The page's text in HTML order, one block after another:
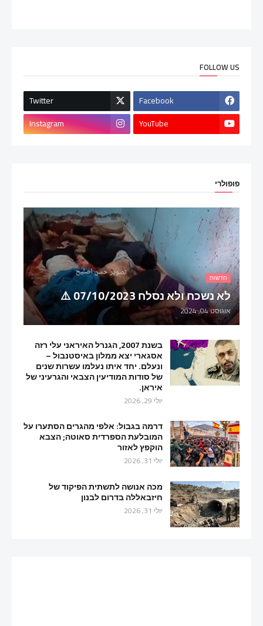
FOLLOW US
Facebook
Twitter
YouTube
Instagram
פופולרי
חדשות
לא נשכח ולא נסלח 07/10/2023 ⚠️
אוגוסט 04, 2024
בשנת 2007, הגנרל האיראני עלי רזה
אסגארי יצא ממלון באיסטנבול –
ונעלם. יחד איתו נעלמו עשרות שנים
של סודות המודיעין הצבאי והגרעיני של
איראן.
יולי 29, 2026
דרמה בגבול: אלפי מהגרים הסתערו על
המובלעת הספרדית סאוטה; הצבא
הוקפץ לאזור
יולי 31, 2026
מכה אנושה לתשתית הפיקוד של
חיזבאללה בדרום לבנון
יולי 31, 2026